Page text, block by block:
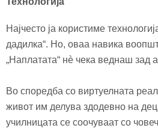
Најчесто ја користиме
дадилка“. Но, оваа навика
„Наплатата“ нè чека веднаш зад
Во споредба со виртуелната
живот им делува здодевно на
училницата се соочуваат со